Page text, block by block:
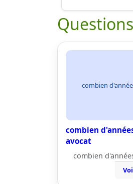
combien
combien
avocat
combien